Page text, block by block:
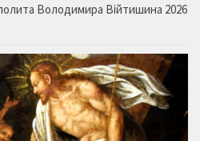
Володимира Війтишина 2026